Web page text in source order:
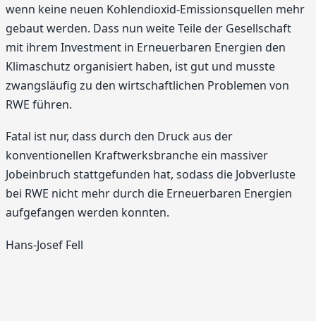
wenn keine neuen Kohlendioxid-Emissionsquellen mehr
gebaut werden. Dass nun weite Teile der Gesellschaft
mit ihrem Investment in Erneuerbaren Energien den
Klimaschutz organisiert haben, ist gut und musste
zwangsläufig zu den wirtschaftlichen Problemen von
RWE führen.
Fatal ist nur, dass durch den Druck aus der
konventionellen Kraftwerksbranche ein massiver
Jobeinbruch stattgefunden hat, sodass die Jobverluste
bei RWE nicht mehr durch die Erneuerbaren Energien
aufgefangen werden konnten.
Hans-Josef Fell